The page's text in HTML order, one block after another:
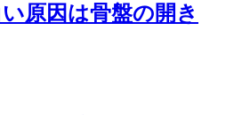
原因は骨盤の開き